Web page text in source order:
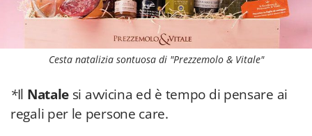
Cesta natalizia sontuosa di "Prezzemolo & Vitale"
*Il Natale si avvicina ed è tempo di pensare ai
regali per le persone care.